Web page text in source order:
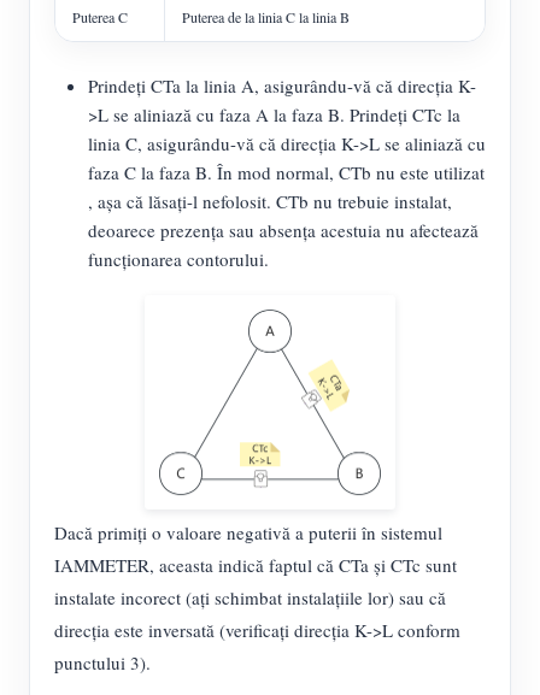
Puterea C Puterea de la linia C la linia B
Prindeți CTa la linia A, asigurându-vă că direcția K-
>L se aliniază cu faza A la faza B. Prindeți CTc la
linia C, asigurându-vă că direcția K->L se aliniază cu
faza C la faza B. În mod normal, CTb nu este utilizat
, așa că lăsați-l nefolosit. CTb nu trebuie instalat,
deoarece prezența sau absența acestuia nu afectează
funcționarea contorului.
Dacă primiți o valoare negativă a puterii în sistemul
IAMMETER, aceasta indică faptul că CTa și CTc sunt
instalate incorect (ați schimbat instalațiile lor) sau că
direcția este inversată (verificați direcția K->L conform
punctului 3).